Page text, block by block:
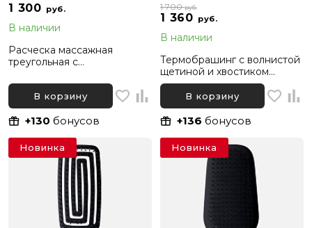
1 300 руб.
В наличии
Расческа массажная
треугольная с
нейлоновыми зубчиками
BRUAR SOFT DETANGLE
В корзину
+130 бонусов
1 360 руб.
1 700руб.
В наличии
Термобрашинг с волнистой
щетиной и хвостиком
BRUAR SILVER THERMO,
диаметр 53 мм
В корзину
+136 бонусов
Новинка Новинка